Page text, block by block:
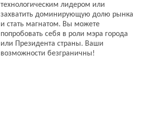
технологическим лидером или
захватить доминирующую долю рынка
и стать магнатом. Вы можете
попробовать себя в роли мэра города
или Президента страны. Ваши
возможности безграничны!